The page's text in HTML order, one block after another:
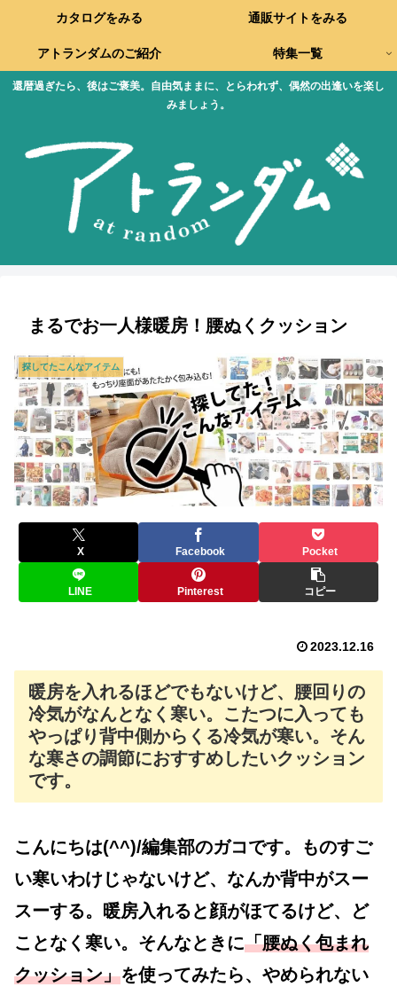
還暦過ぎたら、後はご褒美。自由気ままに、とらわれず、偶然の出逢いを楽し
みましょう。
カタログをみる 通販サイトをみる
アトランダムのご紹介 特集一覧
まるでお一人様暖房！腰ぬくクッション
探してたこんなアイテム
X Facebook Pocket
LINE Pinterest コピー
2023.12.16
暖房を入れるほどでもないけど、腰回りの
冷気がなんとなく寒い。こたつに入っても
やっぱり背中側からくる冷気が寒い。そん
な寒さの調節におすすめしたいクッション
です。
こんにちは(^^)/編集部のガコです。ものすご
い寒いわけじゃないけど、なんか背中がスー
スーする。暖房入れると顔がほてるけど、ど
ことなく寒い。そんなときに「腰ぬく包まれ
クッション」を使ってみたら、やめられない